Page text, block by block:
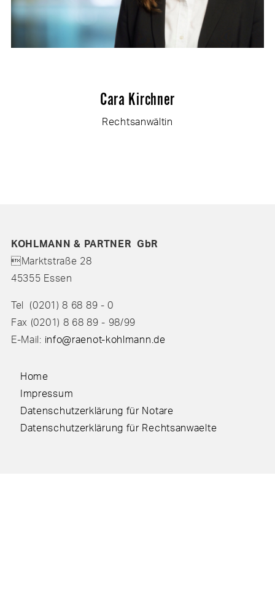
Cara Kirchner
Rechtsanwältin
KOHLMANN & PARTNER GbR
Marktstraße 28
45355 Essen
Tel (0201) 8 68 89 - 0
Fax (0201) 8 68 89 - 98/99
E-Mail: info@raenot-kohlmann.de
Home
Impressum
Datenschutzerklärung für Notare
Datenschutzerklärung für Rechtsanwaelte